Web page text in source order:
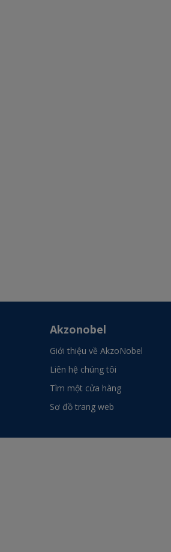
Akzonobel
Giới thiệu về AkzoNobel
Liên hệ chúng tôi
Tìm một cửa hàng
Sơ đồ trang web